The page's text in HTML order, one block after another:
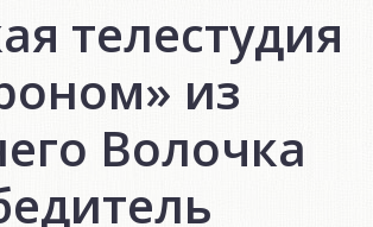
телестудия
из
Волочка